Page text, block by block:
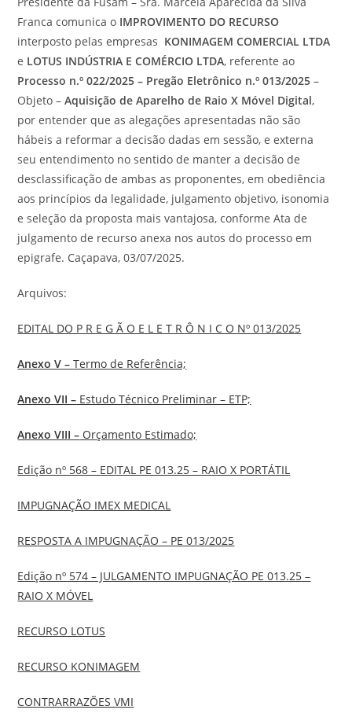
Franca comunica o IMPROVIMENTO DO RECURSO
interposto pelas empresas KONIMAGEM COMERCIAL LTDA
e LOTUS INDÚSTRIA E COMÉRCIO LTDA, referente ao
Processo n.º 022/2025 – Pregão Eletrônico n.º 013/2025 –
Objeto –Aquisição de Aparelho de Raio X Móvel Digital,
por entender que as alegações apresentadas não são
hábeis a reformar a decisão dadas em sessão, e externa
seu entendimento no sentido de manter a decisão de
desclassificação de ambas as proponentes, em obediência
aos princípios da legalidade, julgamento objetivo, isonomia
e seleção da proposta mais vantajosa, conforme Ata de
julgamento de recurso anexa nos autos do processo em
epigrafe. Caçapava, 03/07/2025.
Arquivos:
EDITAL DO P R E G Ã O E L E T R Ô N I C O Nº 013/2025
Anexo V –Termo de Referência;
Anexo VII – Estudo Técnico Preliminar – ETP;
Anexo VIII – Orçamento Estimado;
Edição nº 568 – EDITAL PE 013.25 – RAIO X PORTÁTIL
IMPUGNAÇÃO IMEX MEDICAL
RESPOSTA A IMPUGNAÇÃO – PE 013/2025
Edição nº 574 – JULGAMENTO IMPUGNAÇÃO PE 013.25 –
RAIO X MÓVEL
RECURSO LOTUS
RECURSO KONIMAGEM
CONTRARRAZÕES VMI